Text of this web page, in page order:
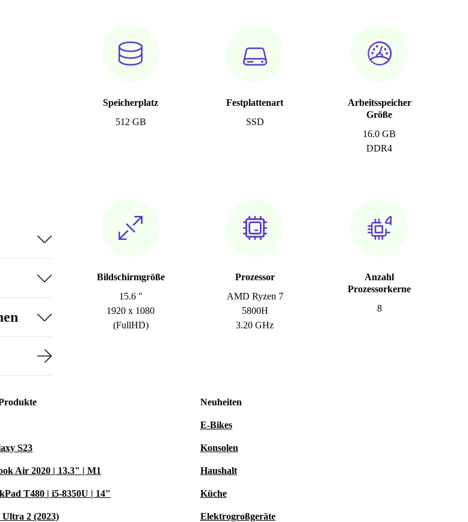
Speicherplatz
512 GB
Festplattenart
SSD
Arbeitsspeicher
Größe
16.0 GB
DDR4
Bildschirmgröße
15.6 "
1920 x 1080
(FullHD)
Prozessor
AMD Ryzen 7
5800H
3.20 GHz
Anzahl
Prozessorkerne
8
S23
Air 2020 | 13.3" | M1
T480 | i5-8350U | 14"
2 (2023)
Neuheiten
E-Bikes
Konsolen
Haushalt
Küche
Elektrogroßgeräte